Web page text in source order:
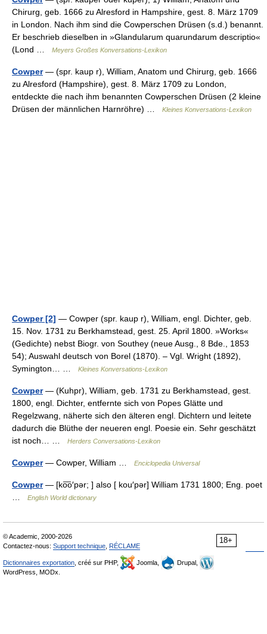
Chirurg, geb. 1666 zu Alresford in Hampshire, gest. 8. März 1709
in London. Nach ihm sind die Cowperschen Drüsen (s.d.) benannt.
Er beschrieb dieselben in »Glandularum quarundarum descriptio«
(Lond …
Meyers Großes Konversations-Lexikon
Cowper— (spr. kaup r), William, Anatom und Chirurg, geb. 1666
zu Alresford (Hampshire), gest. 8. März 1709 zu London,
entdeckte die nach ihm benannten Cowperschen Drüsen (2 kleine
Drüsen der männlichen Harnröhre) …
Kleines Konversations-Lexikon
Cowper [2] — Cowper (spr. kaup r), William, engl. Dichter, geb.
15. Nov. 1731 zu Berkhamstead, gest. 25. April 1800. »Works«
(Gedichte) nebst Biogr. von Southey (neue Ausg., 8 Bde., 1853
54); Auswahl deutsch von Borel (1870). – Vgl. Wright (1892),
Symington… …
Kleines Konversations-Lexikon
Cowper— (Kuhpr), William, geb. 1731 zu Berkhamstead, gest.
1800, engl. Dichter, entfernte sich von Popes Glätte und
Regelzwang, näherte sich den älteren engl. Dichtern und leitete
dadurch die Blüthe der neueren engl. Poesie ein. Sehr geschätzt
ist noch… …
Herders Conversations-Lexikon
Cowper— Cowper, William … Enciclopedia Universal
Cowper— [ko͞o′pər; ] also [ kou′pər] William 1731 1800; Eng. poet
English World dictionary
18+
© Academic, 2000-2026
Contactez-nous: Support technique RÉCLAME
Dictionnaires exportation , créé sur PHP, Joomla,
Drupal,
WordPress, MODx.